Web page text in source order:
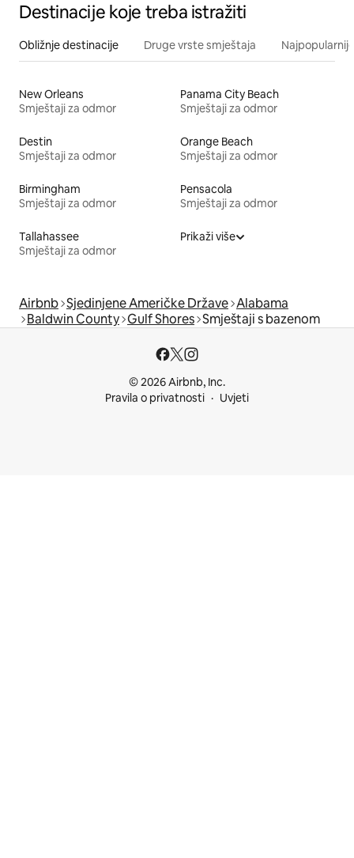
Destinacije koje treba istražiti
Obližnje destinacije Druge vrste smještaja
New Orleans
Smještaji za odmor
Panama City Beach
Smještaji za odmor
Destin
Smještaji za odmor
Orange Beach
Smještaji za odmor
Birmingham
Smještaji za odmor
Pensacola
Smještaji za odmor
Tallahassee
Smještaji za odmor
Prikaži više
Airbnb Sjedinjene Američke Države Alabama
Baldwin County Gulf Shores Smještaji s bazenom
© 2026 Airbnb, Inc.
Pravila o privatnosti
Uvjeti